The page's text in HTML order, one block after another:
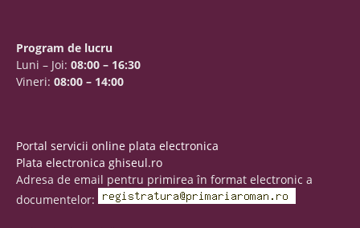
Program de lucru
Luni – Joi: 08:00 – 16:30
Vineri: 08:00 – 14:00
Portal servicii online plata electronica
Plata electronica ghiseul.ro
Adresa de email pentru primirea în format electronic a
documentelor: